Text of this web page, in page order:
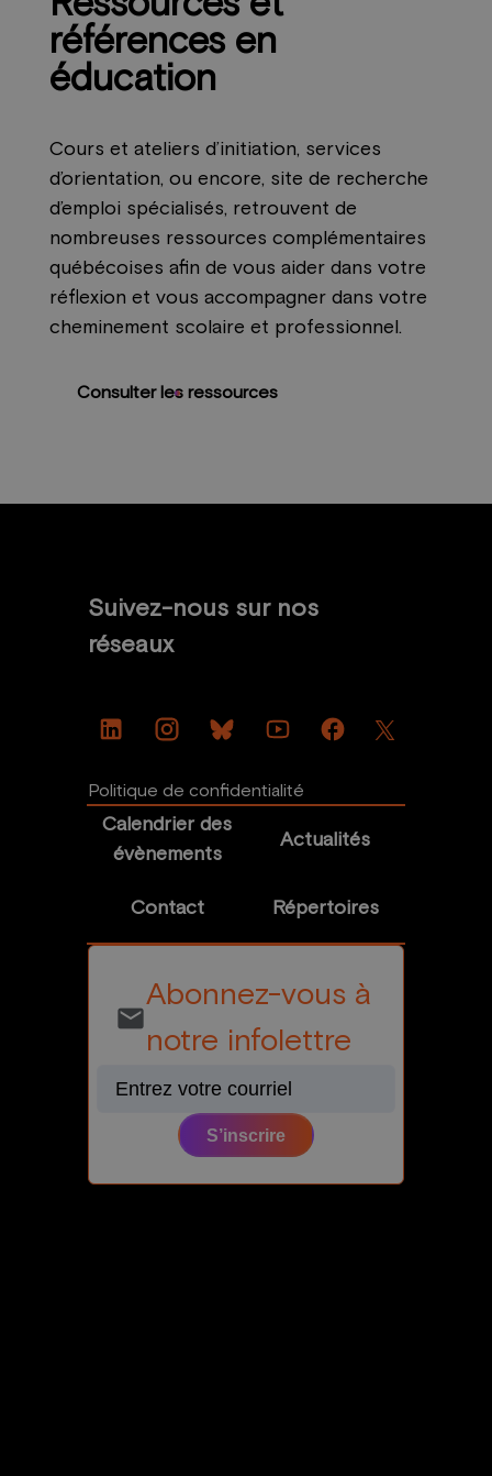
références en
éducation
Cours et ateliers d’initiation, services
d’orientation, ou encore, site de recherche
d’emploi spécialisés, retrouvent de
nombreuses ressources complémentaires
québécoises afin de vous aider dans votre
réflexion et vous accompagner dans votre
cheminement scolaire et professionnel.
Consulter les ressources
Suivez-nous sur nos
réseaux
Politique de confidentialité
Calendrier des
évènements
Actualités
Contact Répertoires
email
Abonnez-vous à
notre infolettre
S’inscrire